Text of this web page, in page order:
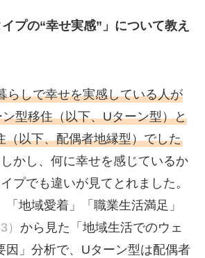
プの“幸せ実感”」について教え
らしで幸せを実感している人が
型移住（以下、Uターン型）と
（以下、配偶者地縁型）でした
しかし、何に幸せを感じているか
プでも違いが見てとれました。
「地域愛着」「職業生活満足」
） から見た「地域生活でのウェ
因」分析で、Uターン型は配偶者